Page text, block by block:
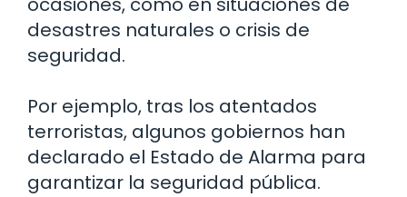
desastres naturales o crisis de
seguridad.
Por ejemplo, tras los atentados
terroristas, algunos gobiernos han
declarado el Estado de Alarma para
garantizar la seguridad pública.